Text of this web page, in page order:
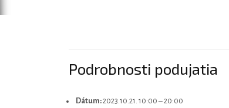
Podrobnosti podujatia
Dátum:2023.10.21. 10:00–20:00